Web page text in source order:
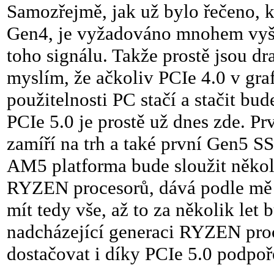
Samozřejmě, jak už bylo
Gen4, je vyžadováno mnohem
toho signálu. Takže prostě jsou
myslím, že ačkoliv PCIe 4.0 v
použitelnosti PC stačí a stačit
PCIe 5.0 je prostě už dnes zde.
zamíří na trh a také první Gen5
AM5 platforma bude sloužit
RYZEN procesorů, dává podle
mít tedy vše, až to za několik let
nadcházející generaci RYZEN
dostačovat i díky PCIe 5.0